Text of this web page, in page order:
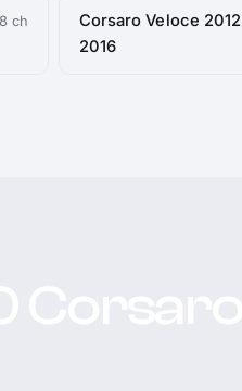
ch
Corsaro Veloce 2012
2016